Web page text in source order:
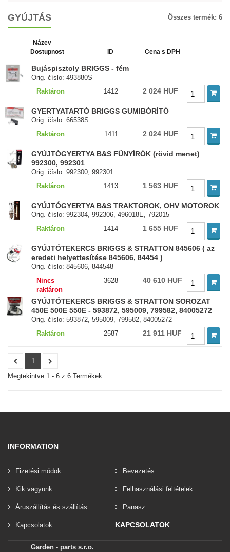
GYÚJTÁS Összes termék: 6
Název
Dostupnost
ID Cena s DPH
Bujáspisztoly BRIGGS - fém
Orig. číslo: 493880S
Raktáron
1412 2 024 HUF
GYERTYATARTÓ BRIGGS GUMIBÓRÍTÓ
Orig. číslo: 66538S
Raktáron
1411 2 024 HUF
GYÚJTÓGYERTYA B&S FŰNYÍRÓK (rövid menet)
992300, 992301
Orig. číslo: 992300, 992301
Raktáron
1413 1 563 HUF
GYÚJTÓGYERTYA B&S TRAKTOROK, OHV MOTOROK
Orig. číslo: 992304, 992306, 496018E, 792015
Raktáron
1414 1 655 HUF
GYÚJTÓTEKERCS BRIGGS & STRATTON 845606 ( az
eredeti helyettesítése 845606, 84454 )
Orig. číslo: 845606, 844548
Nincs
raktáron
3628 40 610 HUF
GYÚJTÓTEKERCS BRIGGS & STRATTON SOROZAT
450E 500E 550E - 593872, 595009, 799582, 84005272
Orig. číslo: 593872, 595009, 799582, 84005272
Raktáron
2587 21 911 HUF
1
Megtekintve 1 - 6 z 6 Termékek
INFORMATION
Fizetési módok Bevezetés
Kik vagyunk Felhasználási feltételek
Áruszállítás és szállítás Panasz
Kapcsolatok KAPCSOLATOK
Garden - parts s.r.o.